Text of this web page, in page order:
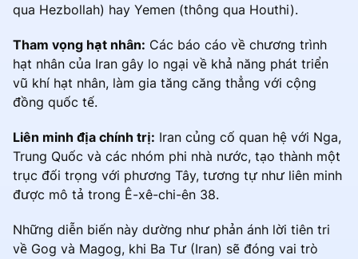
qua Hezbollah) hay Yemen (thông qua Houthi).
Tham vọng hạt nhân: Các báo cáo về chương trình
hạt nhân của Iran gây lo ngại về khả năng phát triển
vũ khí hạt nhân, làm gia tăng căng thẳng với cộng
đồng quốc tế.
Liên minh địa chính trị: Iran củng cố quan hệ với Nga,
Trung Quốc và các nhóm phi nhà nước, tạo thành một
trục đối trọng với phương Tây, tương tự như liên minh
được mô tả trong Ê-xê-chi-ên 38.
Những diễn biến này dường như phản ánh lời tiên tri
về Gog và Magog, khi Ba Tư (Iran) sẽ đóng vai trò